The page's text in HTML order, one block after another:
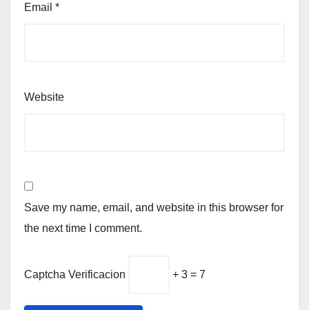
Email *
Website
Save my name, email, and website in this browser for
the next time I comment.
Captcha Verificacion + 3 = 7